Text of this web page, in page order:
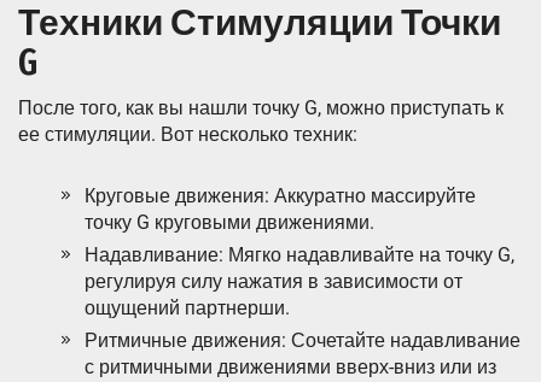
Техники Стимуляции Точки
G
После того, как вы нашли точку G, можно приступать к
ее стимуляции. Вот несколько техник:
Круговые движения: Аккуратно массируйте
точку G круговыми движениями.
Надавливание: Мягко надавливайте на точку G,
регулируя силу нажатия в зависимости от
ощущений партнерши.
Ритмичные движения: Сочетайте надавливание
с ритмичными движениями вверх-вниз или из